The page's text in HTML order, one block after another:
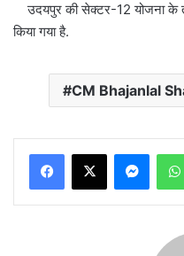
उदयपुर की सेक्टर-12 योजना के
किया गया है.
CM Bhajanlal